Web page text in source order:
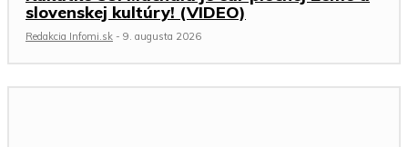
slovenskej kultúry! (VIDEO)
Redakcia Infomi.sk - 9. augusta 2026